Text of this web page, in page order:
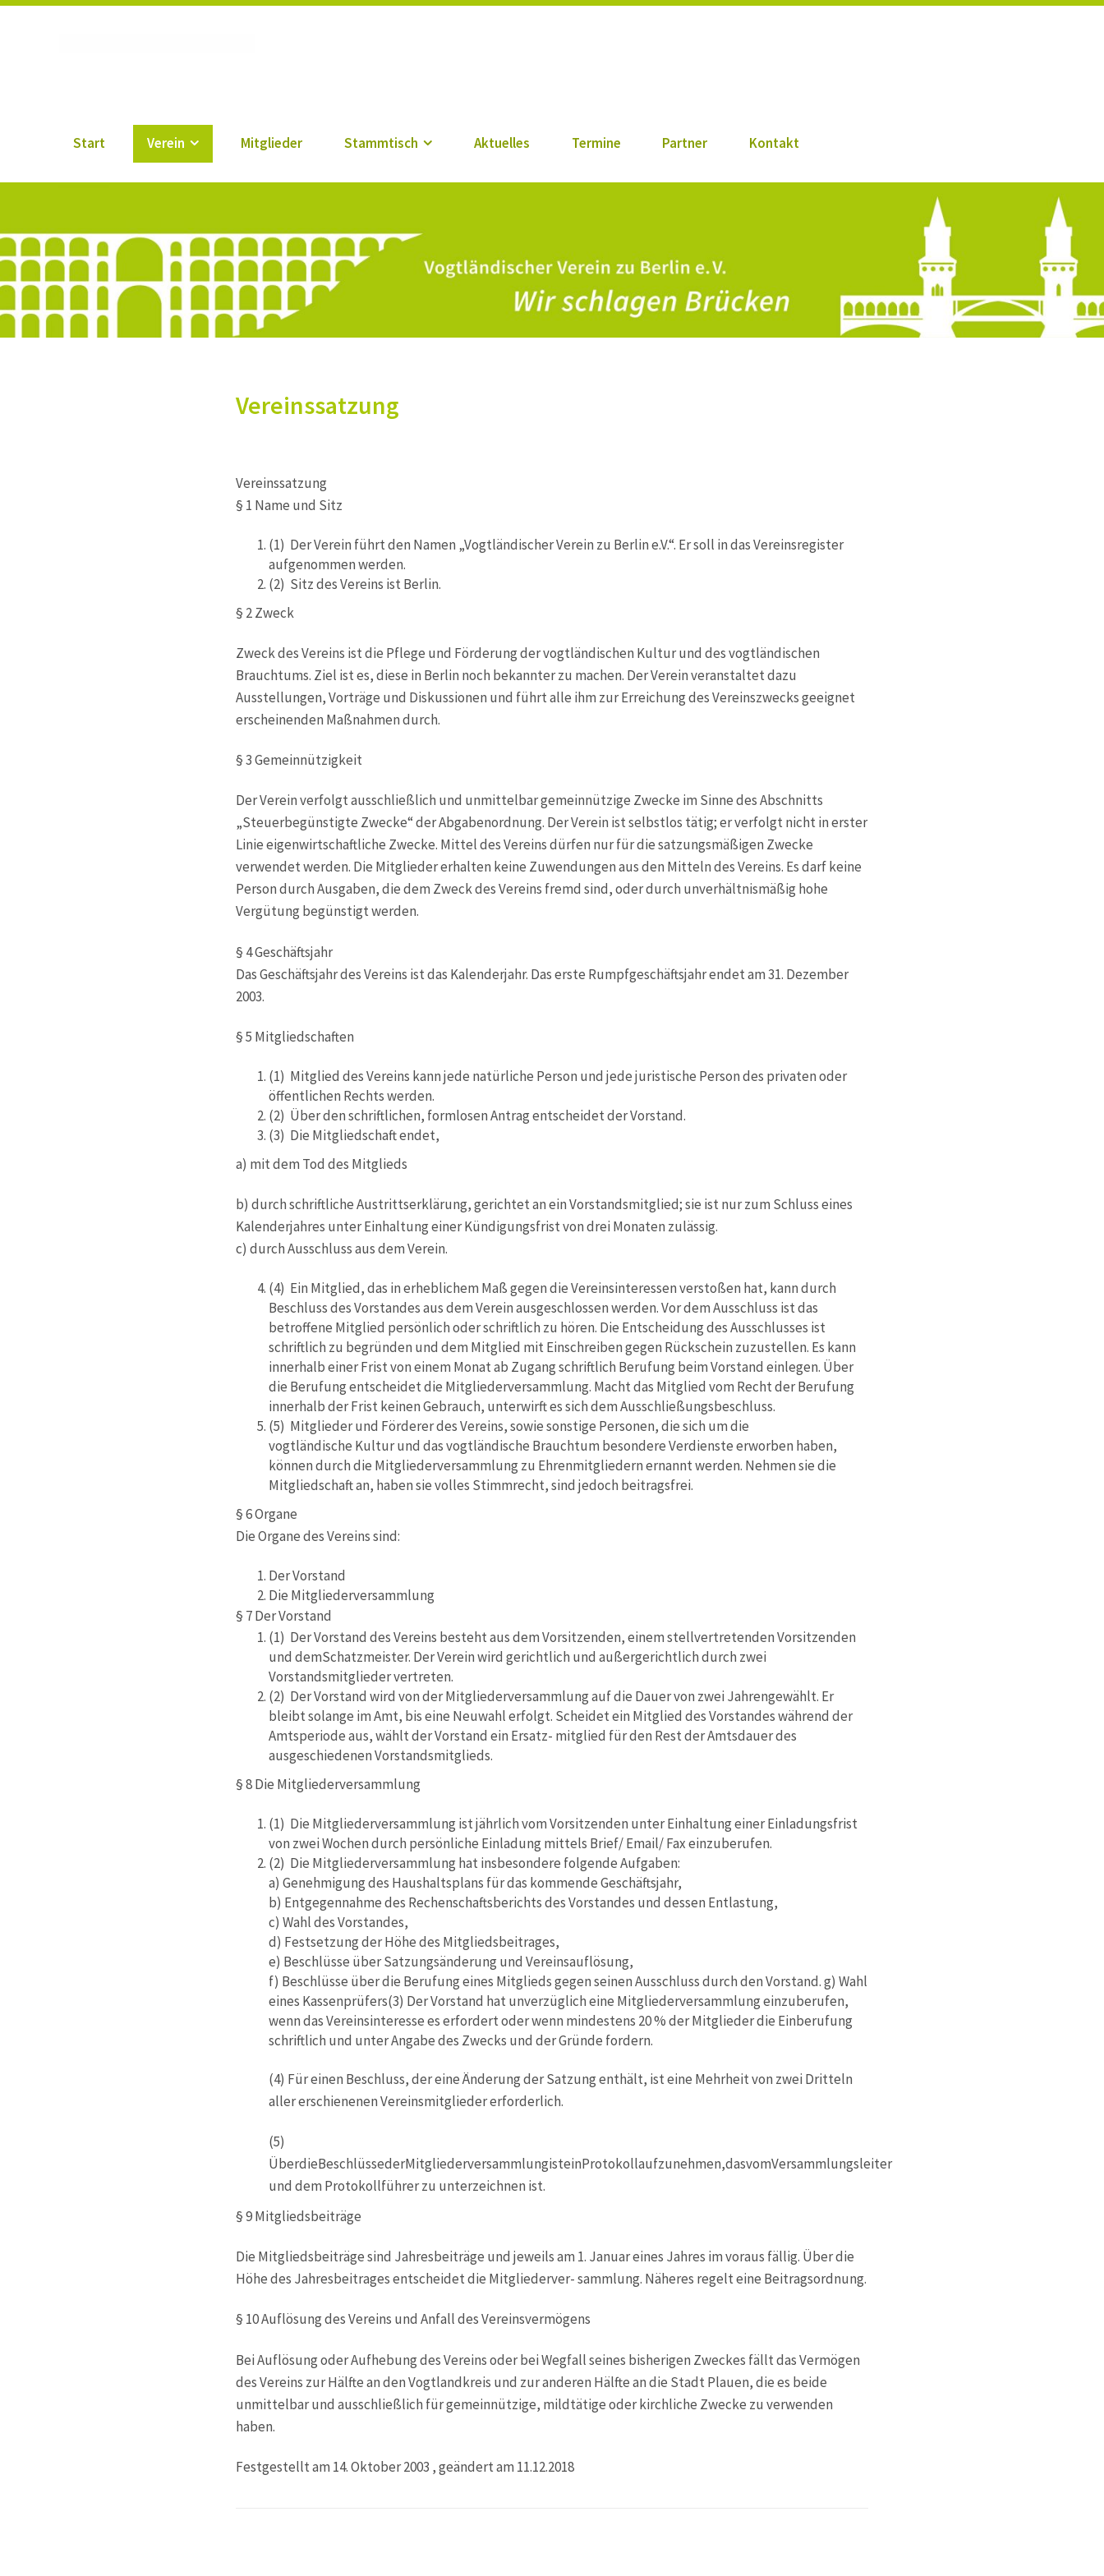
Start Verein Mitglieder Stammtisch Aktuelles Termine Partner Kontakt
Vereinssatzung
Vereinssatzung
§ 1 Name und Sitz
(1) Der Verein führt den Namen „Vogtländischer Verein zu Berlin e.V.“. Er soll in das Vereinsregister
aufgenommen werden.
(2) Sitz des Vereins ist Berlin.
§ 2 Zweck
Zweck des Vereins ist die Pflege und Förderung der vogtländischen Kultur und des vogtländischen
Brauchtums. Ziel ist es, diese in Berlin noch bekannter zu machen. Der Verein veranstaltet dazu
Ausstellungen, Vorträge und Diskussionen und führt alle ihm zur Erreichung des Vereinszwecks geeignet
erscheinenden Maßnahmen durch.
§ 3 Gemeinnützigkeit
Der Verein verfolgt ausschließlich und unmittelbar gemeinnützige Zwecke im Sinne des Abschnitts
„Steuerbegünstigte Zwecke“ der Abgabenordnung. Der Verein ist selbstlos tätig; er verfolgt nicht in erster
Linie eigenwirtschaftliche Zwecke. Mittel des Vereins dürfen nur für die satzungsmäßigen Zwecke
verwendet werden. Die Mitglieder erhalten keine Zuwendungen aus den Mitteln des Vereins. Es darf keine
Person durch Ausgaben, die dem Zweck des Vereins fremd sind, oder durch unverhältnismäßig hohe
Vergütung begünstigt werden.
§ 4 Geschäftsjahr
Das Geschäftsjahr des Vereins ist das Kalenderjahr. Das erste Rumpfgeschäftsjahr endet am 31. Dezember
2003.
§ 5 Mitgliedschaften
(1) Mitglied des Vereins kann jede natürliche Person und jede juristische Person des privaten oder
öffentlichen Rechts werden.
(2) Über den schriftlichen, formlosen Antrag entscheidet der Vorstand.
(3) Die Mitgliedschaft endet,
a) mit dem Tod des Mitglieds
b) durch schriftliche Austrittserklärung, gerichtet an ein Vorstandsmitglied; sie ist nur zum Schluss eines
Kalenderjahres unter Einhaltung einer Kündigungsfrist von drei Monaten zulässig.
c) durch Ausschluss aus dem Verein.
(4) Ein Mitglied, das in erheblichem Maß gegen die Vereinsinteressen verstoßen hat, kann durch
Beschluss des Vorstandes aus dem Verein ausgeschlossen werden. Vor dem Ausschluss ist das
betroffene Mitglied persönlich oder schriftlich zu hören. Die Entscheidung des Ausschlusses ist
schriftlich zu begründen und dem Mitglied mit Einschreiben gegen Rückschein zuzustellen. Es kann
innerhalb einer Frist von einem Monat ab Zugang schriftlich Berufung beim Vorstand einlegen. Über
die Berufung entscheidet die Mitgliederversammlung. Macht das Mitglied vom Recht der Berufung
innerhalb der Frist keinen Gebrauch, unterwirft es sich dem Ausschließungsbeschluss.
(5) Mitglieder und Förderer des Vereins, sowie sonstige Personen, die sich um die
vogtländische Kultur und das vogtländische Brauchtum besondere Verdienste erworben haben,
können durch die Mitgliederversammlung zu Ehrenmitgliedern ernannt werden. Nehmen sie die
Mitgliedschaft an, haben sie volles Stimmrecht, sind jedoch beitragsfrei.
§ 6 Organe
Die Organe des Vereins sind:
Der Vorstand
Die Mitgliederversammlung
§ 7 Der Vorstand
(1) Der Vorstand des Vereins besteht aus dem Vorsitzenden, einem stellvertretenden Vorsitzenden
und demSchatzmeister. Der Verein wird gerichtlich und außergerichtlich durch zwei
Vorstandsmitglieder vertreten.
(2) Der Vorstand wird von der Mitgliederversammlung auf die Dauer von zwei Jahrengewählt. Er
bleibt solange im Amt, bis eine Neuwahl erfolgt. Scheidet ein Mitglied des Vorstandes während der
Amtsperiode aus, wählt der Vorstand ein Ersatz- mitglied für den Rest der Amtsdauer des
ausgeschiedenen Vorstandsmitglieds.
§ 8 Die Mitgliederversammlung
(1) Die Mitgliederversammlung ist jährlich vom Vorsitzenden unter Einhaltung einer Einladungsfrist
von zwei Wochen durch persönliche Einladung mittels Brief/ Email/ Fax einzuberufen.
(2) Die Mitgliederversammlung hat insbesondere folgende Aufgaben:
a) Genehmigung des Haushaltsplans für das kommende Geschäftsjahr,
b) Entgegennahme des Rechenschaftsberichts des Vorstandes und dessen Entlastung,
c) Wahl des Vorstandes,
d) Festsetzung der Höhe des Mitgliedsbeitrages,
e) Beschlüsse über Satzungsänderung und Vereinsauflösung,
f) Beschlüsse über die Berufung eines Mitglieds gegen seinen Ausschluss durch den Vorstand. g) Wahl
eines Kassenprüfers(3) Der Vorstand hat unverzüglich eine Mitgliederversammlung einzuberufen,
wenn das Vereinsinteresse es erfordert oder wenn mindestens 20 % der Mitglieder die Einberufung
schriftlich und unter Angabe des Zwecks und der Gründe fordern.
(4) Für einen Beschluss, der eine Änderung der Satzung enthält, ist eine Mehrheit von zwei Dritteln
aller erschienenen Vereinsmitglieder erforderlich.
(5)
ÜberdieBeschlüssederMitgliederversammlungisteinProtokollaufzunehmen,dasvomVersammlungsleiter
und dem Protokollführer zu unterzeichnen ist.
§ 9 Mitgliedsbeiträge
Die Mitgliedsbeiträge sind Jahresbeiträge und jeweils am 1. Januar eines Jahres im voraus fällig. Über die
Höhe des Jahresbeitrages entscheidet die Mitgliederver- sammlung. Näheres regelt eine Beitragsordnung.
§ 10 Auflösung des Vereins und Anfall des Vereinsvermögens
Bei Auflösung oder Aufhebung des Vereins oder bei Wegfall seines bisherigen Zweckes fällt das Vermögen
des Vereins zur Hälfte an den Vogtlandkreis und zur anderen Hälfte an die Stadt Plauen, die es beide
unmittelbar und ausschließlich für gemeinnützige, mildtätige oder kirchliche Zwecke zu verwenden
haben.
Festgestellt am 14. Oktober 2003 , geändert am 11.12.2018